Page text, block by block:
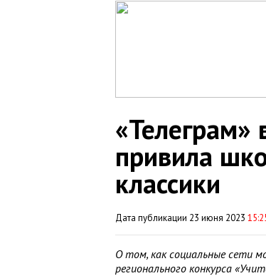
привила
классики
Дата публикации 23 июня 2023
О том, как социальные сети
регионального конкурса